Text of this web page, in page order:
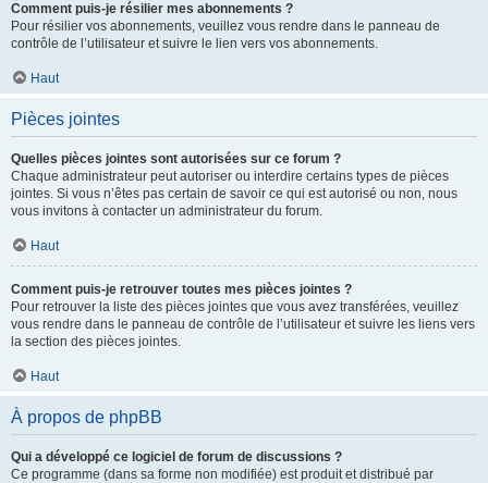
Comment puis-je résilier mes abonnements ?
Pour résilier vos abonnements, veuillez vous rendre dans le panneau de
contrôle de l’utilisateur et suivre le lien vers vos abonnements.
Haut
Pièces jointes
Quelles pièces jointes sont autorisées sur ce forum ?
Chaque administrateur peut autoriser ou interdire certains types de pièces
jointes. Si vous n’êtes pas certain de savoir ce qui est autorisé ou non, nous
vous invitons à contacter un administrateur du forum.
Haut
Comment puis-je retrouver toutes mes pièces jointes ?
Pour retrouver la liste des pièces jointes que vous avez transférées, veuillez
vous rendre dans le panneau de contrôle de l’utilisateur et suivre les liens vers
la section des pièces jointes.
Haut
À propos de phpBB
Qui a développé ce logiciel de forum de discussions ?
Ce programme (dans sa forme non modifiée) est produit et distribué par